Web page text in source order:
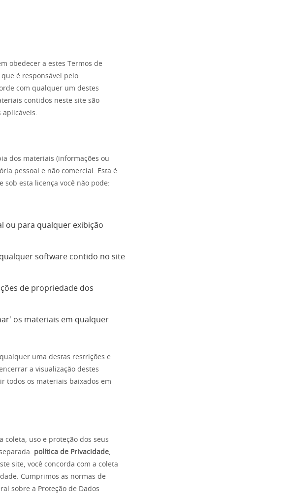
obedecer a estes Termos de
é responsável pelo
com qualquer um destes
contidos neste site são
dos materiais (informações ou
pessoal e não comercial. Esta é
sob esta licença você não pode:
ou para qualquer exibição
software contido no site
de propriedade dos
os materiais em qualquer
uma destas restrições e
a visualização destes
todos os materiais baixados em
coleta, uso e proteção dos seus
política de Privacidade
site, você concorda com a coleta
Cumprimos as normas de
sobre a Proteção de Dados